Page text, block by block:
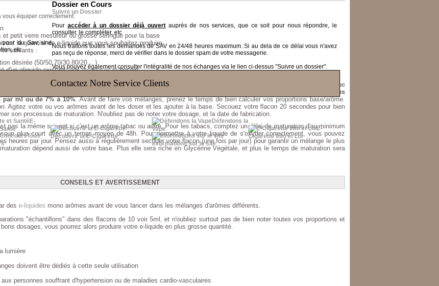
du Sav, une
etc
Dossier en Cours
Suivre un Dossier
Pour accéder à un dossier déjà ouvertauprès de nos services, que ce soit pour nous répondre, le
consulter, le compléter, etc
Nous traitons toutes les demandes de SAV en 24/48 heures maximum.Si au dela de ce délai vous n'avez
pas reçu de réponse, merci de vérifier dans le dossier spam de votre messagerie.
Vous pouvez également consulter l'intégralité de nos échanges via le lien ci-dessus "Suivre un dossier".
Contactez Notre Service Clients
E-
Tous
Découvrir la E-Cigarette
Défendons la
Vape
Informations sur le site
E-
Cigarette Info et Loi
vous équiper correctement:
petit verre mesureur ou grosse seringue pour la base
la quantité de e-liquide que vous souhaitez produire
suivants :
désirée (50/50,70/30,80/20....)
d'un eliquide existant, vosnicodosessi besoin
utiliser les unités goutte ou millilitre (ou%). L'étalon de référence est 1ml=30 gouttes, mais suivant les embouts que
varier, donc faites un comptage avec votre matériel pour sécuriser la proportion.
Vapolique préconise suivant les
par ml ou de 7% à 10%. Avant de faire vos mélanges, prenez le temps de bien calculer vos proportions base/arôme.
Agitez votre ou vos arômes avant de les doser et les ajouter à la base. Secouez votre flacon 20 secondes pour bien
son processus de maturation. N'oubliez pas de noter votre dosage, et la date de fabrication.
pas la même suivant si c'est un arôme tabac ou autre. Pour les tabacs, comptez un délai de maturation d'au minimum
plus court avec un temps moyen de 48h. Pour permettre à votre liquide de s'oxyder correctement, vous pouvez
heures par jour. Pensez aussi à régulièrement secouer votre flacon (une fois par jour) pour garantir un mélange le plus
dépend aussi de votre base. Plus elle sera riche en Glycérine Végétale, et plus le temps de maturation sera
CONSEILS ET AVERTISSEMENT
des e-liquides mono arômes avant de vous lancer dans les mélanges d'arômes différents.
"échantillons" dans des flacons de 10 voir 5ml, et n'oubliez surtout pas de bien noter toutes vos proportions et
dosages, vous pourrez alors produire votre e-liquide en plus grosse quantité.
lumière
doivent être dédiés à cette seule utilisation
personnes souffrant d'hypertension ou de maladies cardio-vasculaires